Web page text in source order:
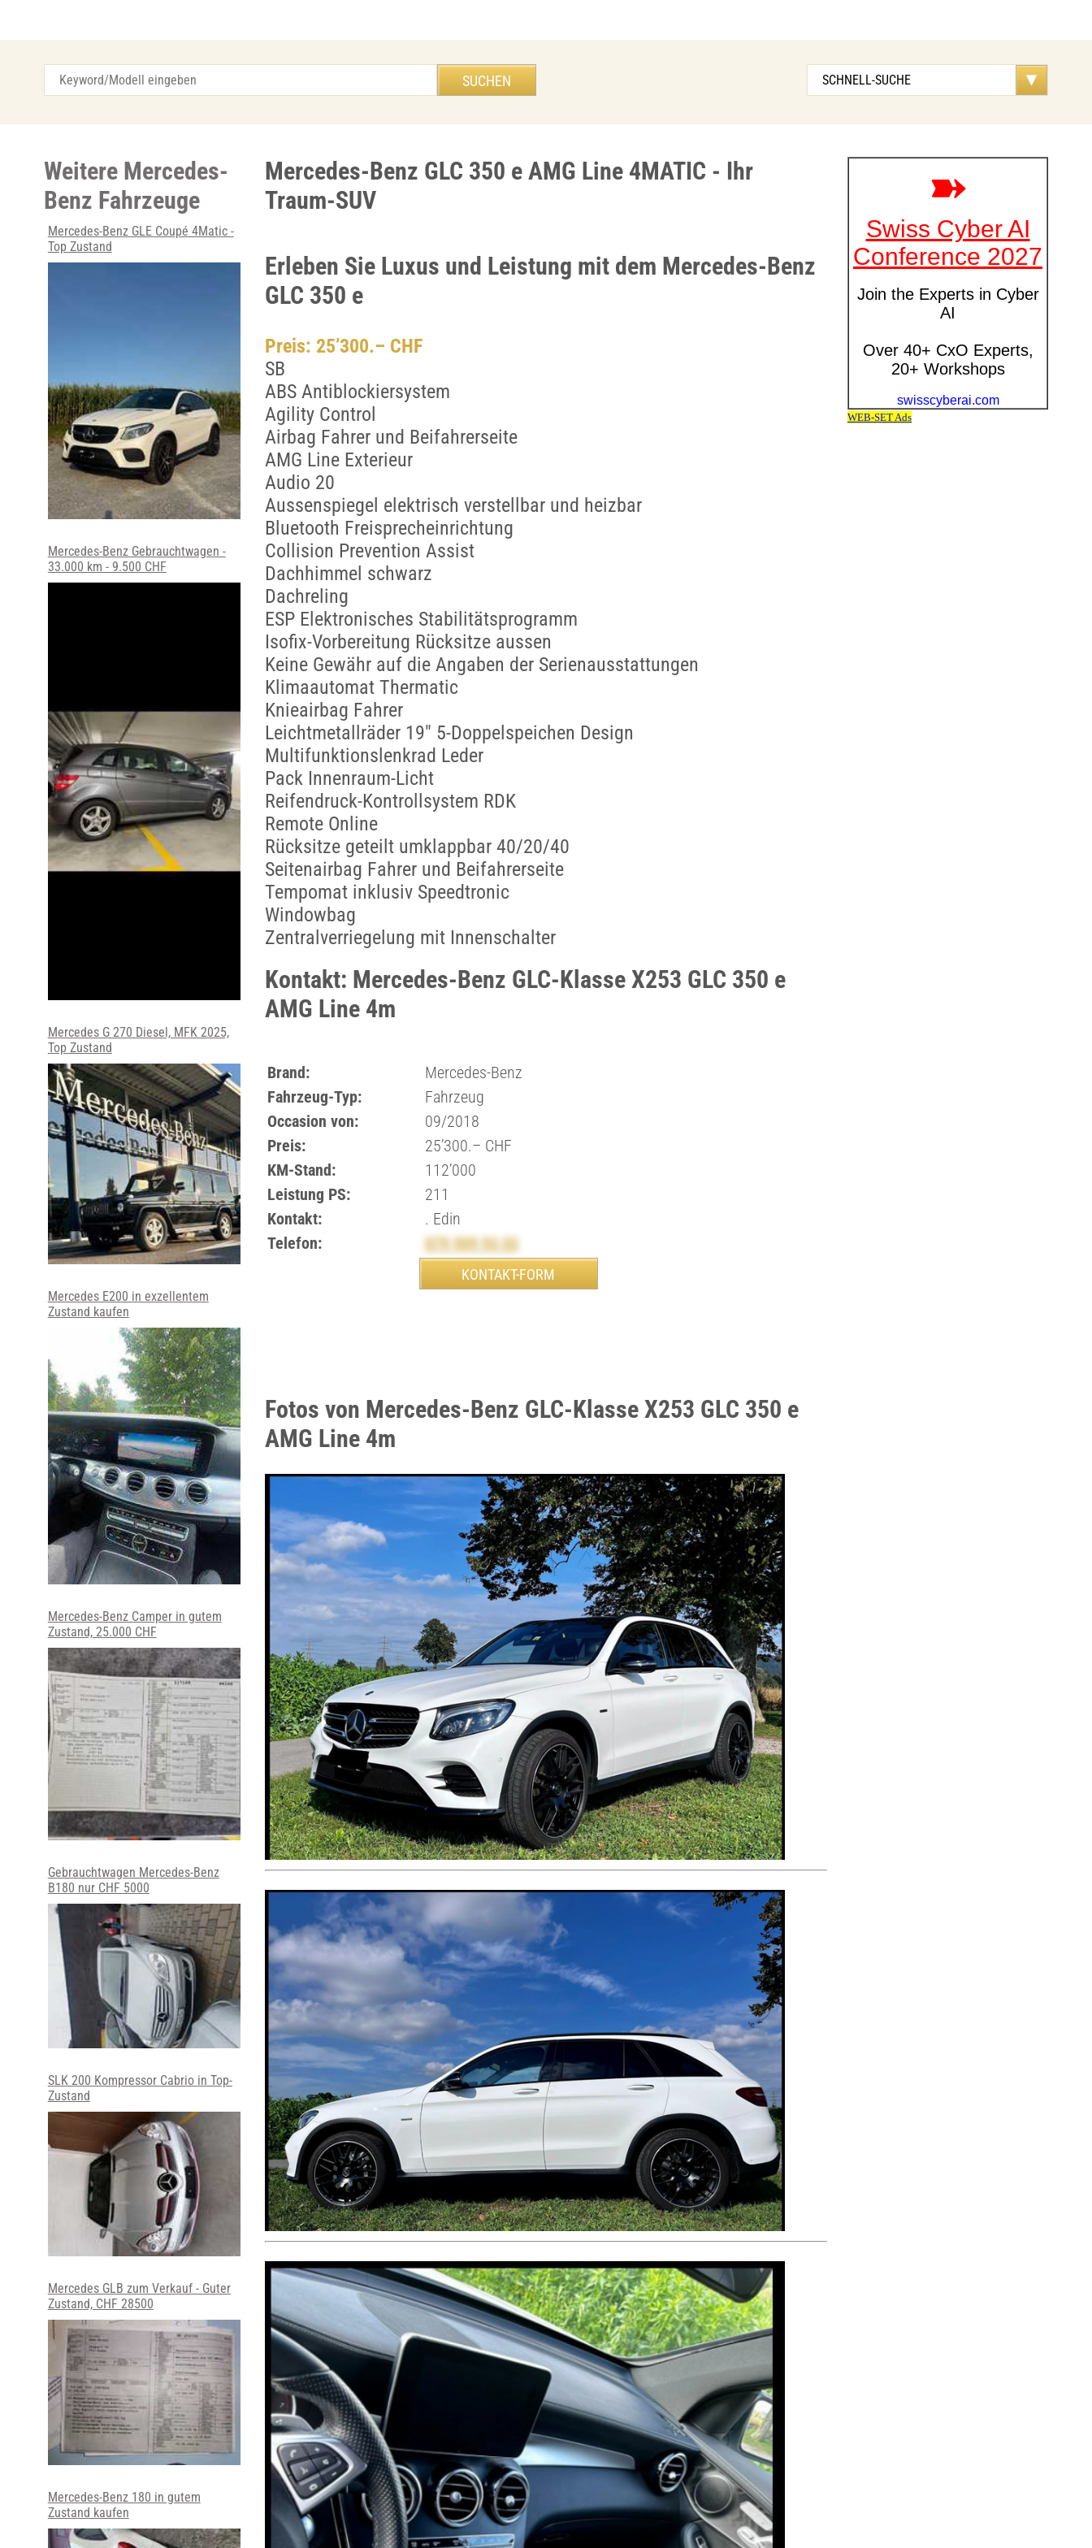
Mercedes-Benz GLC 350 e AMG Line 4MATIC - Ihr
Traum-SUV
Erleben Sie Luxus und Leistung mit dem Mercedes-Benz
GLC 350 e
Preis: 25’300.– CHF
SB
ABS Antiblockiersystem
Agility Control
Airbag Fahrer und Beifahrerseite
AMG Line Exterieur
Audio 20
Aussenspiegel elektrisch verstellbar und heizbar
Bluetooth Freisprecheinrichtung
Collision Prevention Assist
Dachhimmel schwarz
Dachreling
ESP Elektronisches Stabilitätsprogramm
Isofix-Vorbereitung Rücksitze aussen
Keine Gewähr auf die Angaben der Serienausstattungen
Klimaautomat Thermatic
Knieairbag Fahrer
Leichtmetallräder 19" 5-Doppelspeichen Design
Multifunktionslenkrad Leder
Pack Innenraum-Licht
Reifendruck-Kontrollsystem RDK
Remote Online
Rücksitze geteilt umklappbar 40/20/40
Seitenairbag Fahrer und Beifahrerseite
Tempomat inklusiv Speedtronic
Windowbag
Zentralverriegelung mit Innenschalter
Kontakt: Mercedes-Benz GLC-Klasse X253 GLC 350 e
AMG Line 4m
Brand:
Mercedes-Benz
Fahrzeug-Typ:
Fahrzeug
Occasion von:
09/2018
Preis:
25’300.– CHF
KM-Stand:
112’000
Leistung PS:
211
Kontakt:
. Edin
Telefon:
079 909 93 55
Fotos von Mercedes-Benz GLC-Klasse X253 GLC 350 e
AMG Line 4m
Weitere Mercedes-
Benz Fahrzeuge
Mercedes-Benz GLE Coupé 4Matic -
Top Zustand
Mercedes-Benz Gebrauchtwagen -
33.000 km - 9.500 CHF
Mercedes G 270 Diesel, MFK 2025,
Top Zustand
Mercedes E200 in exzellentem
Zustand kaufen
Mercedes-Benz Camper in gutem
Zustand, 25.000 CHF
Gebrauchtwagen Mercedes-Benz
B180 nur CHF 5000
SLK 200 Kompressor Cabrio in Top-
Zustand
Mercedes GLB zum Verkauf - Guter
Zustand, CHF 28500
Mercedes-Benz 180 in gutem
Zustand kaufen